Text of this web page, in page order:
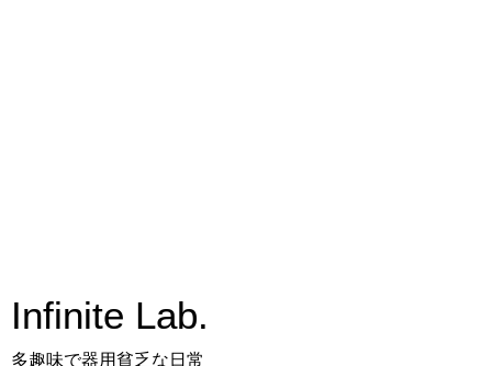
Infinite Lab.
多趣味で器用貧乏な日常